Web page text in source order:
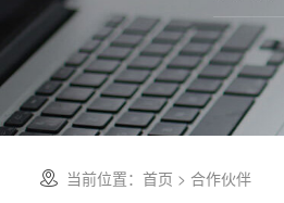
当前位置： 首页 > 合作伙伴